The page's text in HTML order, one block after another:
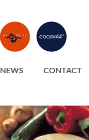
NEWS CONTACT